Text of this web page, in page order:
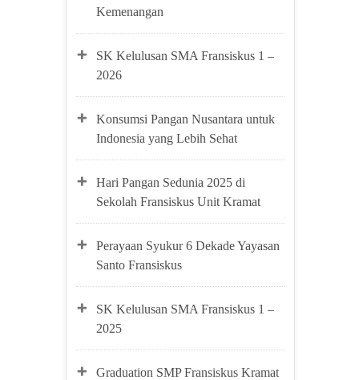
Kemenangan
SK Kelulusan SMA Fransiskus 1 –
2026
Konsumsi Pangan Nusantara untuk
Indonesia yang Lebih Sehat
Hari Pangan Sedunia 2025 di
Sekolah Fransiskus Unit Kramat
Perayaan Syukur 6 Dekade Yayasan
Santo Fransiskus
SK Kelulusan SMA Fransiskus 1 –
2025
Graduation SMP Fransiskus Kramat